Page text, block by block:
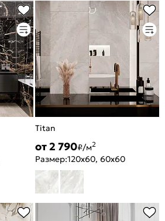
Titan
от 2 790₽/м2
Размер:120x60, 60x60